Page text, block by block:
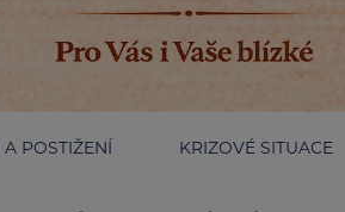
POSTIŽENÍ KRIZOVÉ SITUACE